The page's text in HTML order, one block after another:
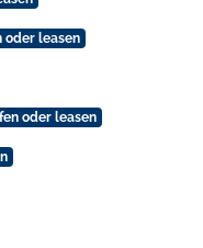
oder leasen
oder leasen